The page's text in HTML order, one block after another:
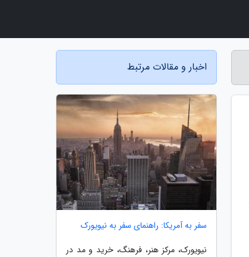
اخبار و مقالات مرتبط
سفر به آمریکا: راهنمای سفر به نیویورک
نیویورک، مرکز هنر، فرهنگ، خرید و مد در